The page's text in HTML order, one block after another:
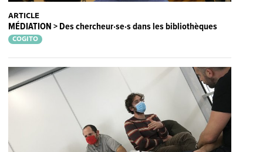
ARTICLE
MÉDIATION > Des chercheur·se·s dans les bibliothèques
COGITO